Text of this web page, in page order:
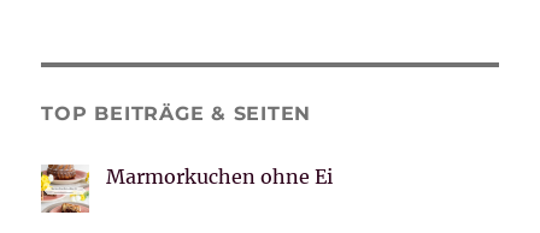
TOP BEITRÄGE & SEITEN
Marmorkuchen ohne Ei